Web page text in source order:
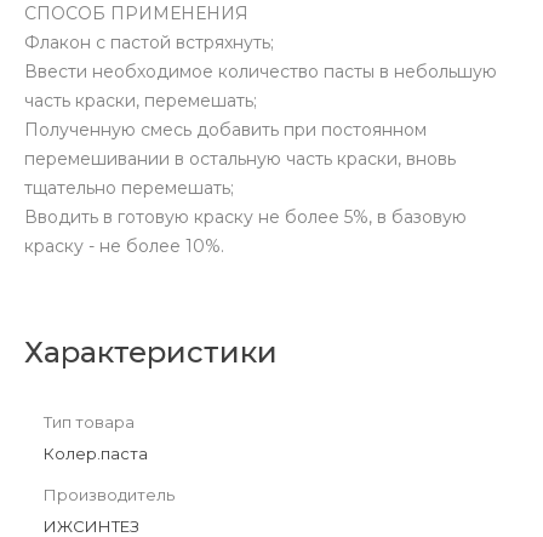
СПОСОБ ПРИМЕНЕНИЯ
Флакон с пастой встряхнуть;
Ввести необходимое количество пасты в небольшую
часть краски, перемешать;
Полученную смесь добавить при постоянном
перемешивании в остальную часть краски, вновь
тщательно перемешать;
Вводить в готовую краску не более 5%, в базовую
краску - не более 10%.
Характеристики
Тип товара
Колер.паста
Производитель
ИЖСИНТЕЗ